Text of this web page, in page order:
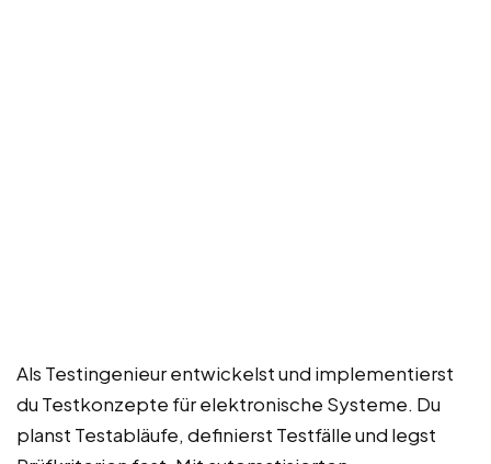
Als Testingenieur entwickelst und implementierst
du Testkonzepte für elektronische Systeme. Du
planst Testabläufe, definierst Testfälle und legst